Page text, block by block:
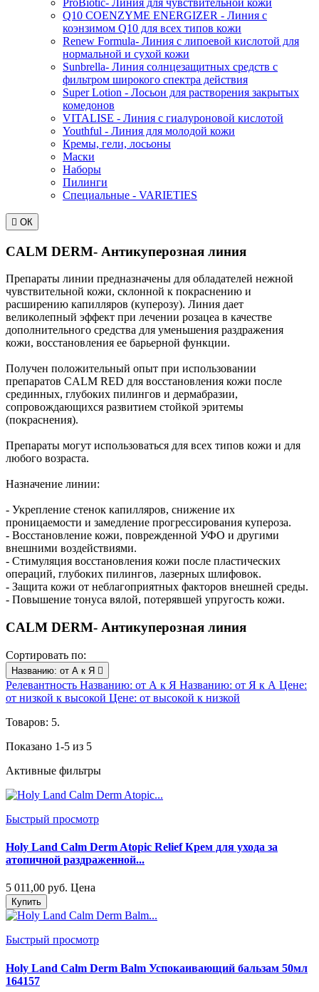
ProBiotic- Линия для чувствительной кожи
Q10 COENZYME ENERGIZER - Линия с
коэнзимом Q10 для всех типов кожи
Renew Formula- Линия с липоевой кислотой для
нормальной и сухой кожи
Sunbrella- Линия солнцезащитных средств с
фильтром широкого спектра действия
Super Lotion - Лосьон для растворения закрытых
комедонов
VITALISE - Линия с гиалуроновой кислотой
Youthful - Линия для молодой кожи
Кремы, гели, лосьоны
Маски
Наборы
Пилинги
Специальные - VARIETIES
 ОК
CALM DERM- Антикуперозная линия
Препараты линии предназначены для обладателей нежной
чувствительной кожи, склонной к покраснению и
расширению капилляров (куперозу). Линия дает
великолепный эффект при лечении розацеа в качестве
дополнительного средства для уменьшения раздражения
кожи, восстановления ее барьерной функции.
Получен положительный опыт при использовании
препаратов CALM RED для восстановления кожи после
срединных, глубоких пилингов и дермабразии,
сопровождающихся развитием стойкой эритемы
(покраснения).
Препараты могут использоваться для всех типов кожи и для
любого возраста.
Назначение линии:
- Укрепление стенок капилляров, снижение их
проницаемости и замедление прогрессирования купероза.
- Восстановление кожи, поврежденной УФО и другими
внешними воздействиями.
- Стимуляция восстановления кожи после пластических
операций, глубоких пилингов, лазерных шлифовок.
- Защита кожи от неблагоприятных факторов внешней среды.
- Повышение тонуса вялой, потерявшей упругость кожи.
CALM DERM- Антикуперозная линия
Сортировать по:
Названию: от А к Я 
Релевантность Названию: от А к Я Названию: от Я к А Цене:
от низкой к высокой Цене: от высокой к низкой
Товаров: 5.
Показано 1-5 из 5
Активные фильтры
Быстрый просмотр
Holy Land Calm Derm Atopic Relief Крем для ухода за
атопичной раздраженной...
5 011,00 руб. Цена
Купить
Быстрый просмотр
Holy Land Calm Derm Balm Успокаивающий бальзам 50мл
164157